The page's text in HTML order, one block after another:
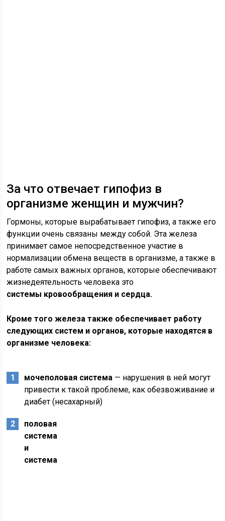
За что отвечает гипофиз в
организме женщин и мужчин?
Гормоны, которые вырабатывает гипофиз, а также его
функции очень связаны между собой. Эта железа
принимает самое непосредственное участие в
нормализации обмена веществ в организме, а также в
работе самых важных органов, которые обеспечивают
жизнедеятельность человека это
системы кровообращения и сердца.
Кроме того железа также обеспечивает работу
следующих систем и органов, которые находятся в
организме человека:
мочеполовая система — нарушения в ней могут
привести к такой проблеме, как обезвоживание и
диабет (несахарный)
половая
система
и
система